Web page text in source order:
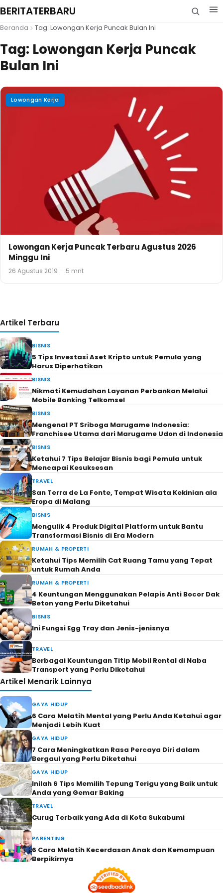
BERITATERBARU
Beranda Tag: Lowongan Kerja Puncak Bulan Ini
Tag: Lowongan Kerja Puncak
Bulan Ini
Lowongan Kerja
Lowongan Kerja Puncak Terbaru Agustus 2026
Minggu Ini
26 Agustus 2019 · 5 mnt
Artikel Terbaru
BISNIS
5 Tips Investasi Aset Kripto untuk Pemula yang
Harus Diperhatikan
BISNIS
Nikmati Kemudahan Layanan Perbankan Melalui
Mobile Banking Telkomsel
BISNIS
Mengenal PT Sriboga Marugame Indonesia:
Franchisee Utama dari Marugame Udon di Indonesia
BISNIS
Ketahui 7 Tips Belajar Bisnis bagi Pemula untuk
Mencapai Kesuksesan
TRAVEL
San Terra de La Fonte, Tempat Wisata Kekinian ala
Eropa di Malang
BISNIS
Mengulik 4 Produk Digital Platform untuk Bantu
Transformasi Bisnis di Era Modern
RUMAH & PROPERTI
Ketahui Tips Memilih Cat Ruang Tamu yang Tepat
untuk Rumah Anda
RUMAH & PROPERTI
4 Keuntungan Menggunakan Pelapis Anti Bocor Dak
Beton yang Perlu Diketahui
BISNIS
Ini Fungsi Egg Tray dan Jenis-jenisnya
TRAVEL
Berbagai Keuntungan Titip Mobil Rental di Naba
Transport yang Perlu Diketahui
Artikel Menarik Lainnya
GAYA HIDUP
6 Cara Melatih Mental yang Perlu Anda Ketahui agar
Menjadi Lebih Kuat
GAYA HIDUP
7 Cara Meningkatkan Rasa Percaya Diri dalam
Bergaul yang Perlu Diketahui
GAYA HIDUP
Inilah 6 Tips Memilih Tepung Terigu yang Baik untuk
Anda yang Gemar Baking
TRAVEL
Curug Terbaik yang Ada di Kota Sukabumi
PARENTING
6 Cara Melatih Kecerdasan Anak dan Kemampuan
Berpikirnya